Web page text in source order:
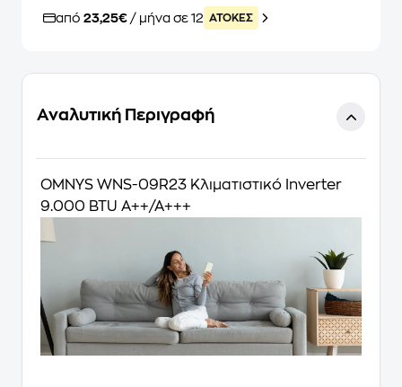
από 23,25€ / μήνα σε 12 ATOKEΣ
Αναλυτική Περιγραφή
OMNYS WNS-09R23 Κλιματιστικό Inverter
9.000 BTU A++/A+++